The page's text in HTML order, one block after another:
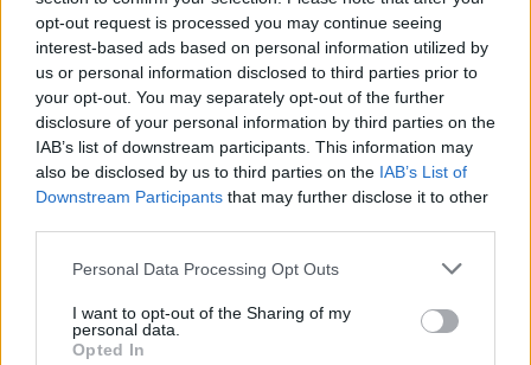
opt-out request is processed you may continue seeing
interest-based ads based on personal information utilized by
us or personal information disclosed to third parties prior to
your opt-out. You may separately opt-out of the further
disclosure of your personal information by third parties on the
IAB’s list of downstream participants. This information may
also be disclosed by us to third parties on the IAB’s List of
Downstream Participants that may further disclose it to other
Personal Data Processing Opt Outs
I want to opt-out of the Sharing of my
personal data.
Opted In
Prikaži več
Želiš biti vedno na tekočem? Prijavi se na novice in dvakrat
tedensko v svoj email nabiralnik prejmi pregled svežih novic.
E-naslov
CAPTCHA
Nisem robot
zanimati? Najboljše nagradimo.
Prijavi se na cajtng